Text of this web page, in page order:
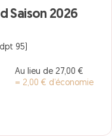
Saison 2026
95)
Au lieu de 27,00 €
= 2,00 € d’économie
AventureLand Saison